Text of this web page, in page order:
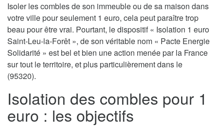
Isoler les combles de son immeuble ou de sa maison dans
votre ville pour seulement 1 euro, cela peut paraître trop
beau pour être vrai. Pourtant, le dispositif « Isolation 1 euro
Saint-Leu-la-Forêt », de son véritable nom « Pacte Energie
Solidarité » est bel et bien une action menée par la France
sur tout le territoire, et plus particulièrement dans le
(95320).
Isolation des combles pour 1
euro : les objectifs